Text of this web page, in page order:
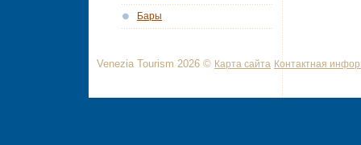
Бары
Venezia Tourism 2026 © Карта сайта Контактная